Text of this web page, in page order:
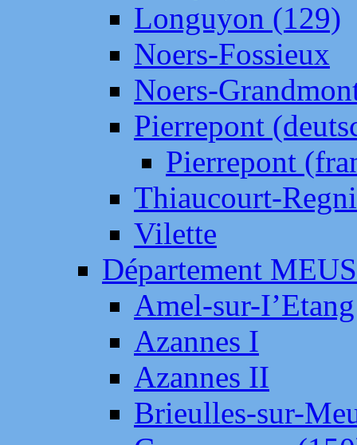
Longuyon (129)
Noers-Fossieux
Noers-
Pierrepont
Pierrepont
Thiaucourt-
Vilette
Département
Amel-sur-
Azannes I
Azannes II
Brieulles-sur-